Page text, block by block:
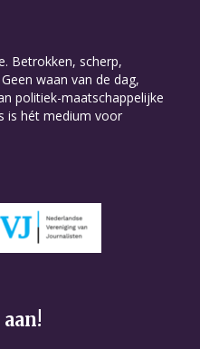
Betrokken, scherp,
waan van de dag,
politiek-maatschappelijke
is hét medium voor